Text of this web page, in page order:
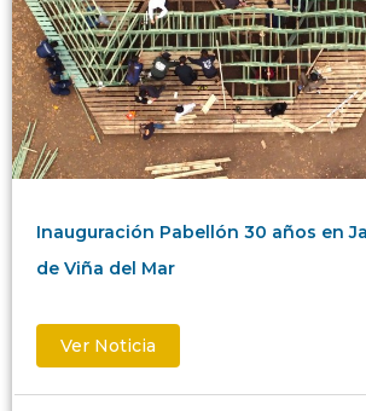
Inauguración Pabellón 30 años en
de Viña del Mar
Ver Noticia